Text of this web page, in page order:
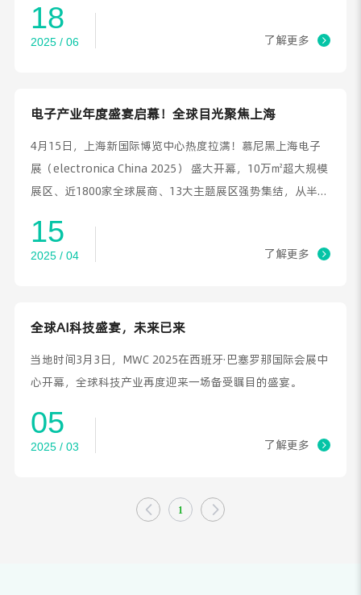
径，提速产业从数字化向智能化跃迁，强化“空天地一体
化”发展布局，构建具有全球影响力的数字生态 。
18
2025 / 06 了解更多
电子产业年度盛宴启幕！全球目光聚焦上海
4月15日，上海新国际博览中心热度拉满！慕尼黑上海电子
展（electronica China 2025） 盛大开幕，10万㎡超大规模
展区、近1800家全球展商、13大主题展区强势集结，从半导
业 "智能化、低碳化、协同化" 未来蓝图！
15
2025 / 04 了解更多
全球AI科技盛宴，未来已来
当地时间3月3日，MWC 2025在西班牙·巴塞罗那国际会展中
心开幕，全球科技产业再度迎来一场备受瞩目的盛宴。
05
2025 / 03 了解更多
1